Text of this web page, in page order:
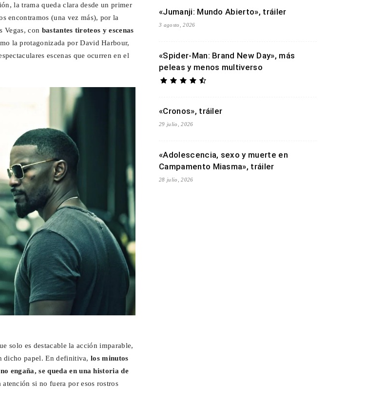
la trama queda clara desde un primer
encontramos (una vez más), por la
Vegas, con bastantes tiroteos y escenas
la protagonizada por David Harbour,
escenas que ocurren en el
solo es destacable la acción imparable,
dicho papel. En definitiva, los minutos
engaña, se queda en una historia de
si no fuera por esos rostros
«Jumanji: Mundo Abierto», tráiler
3 agosto, 2026
«Spider-Man: Brand New Day», más
peleas y menos multiverso
«Cronos», tráiler
29 julio, 2026
«Adolescencia, sexo y muerte en
Campamento Miasma», tráiler
28 julio, 2026